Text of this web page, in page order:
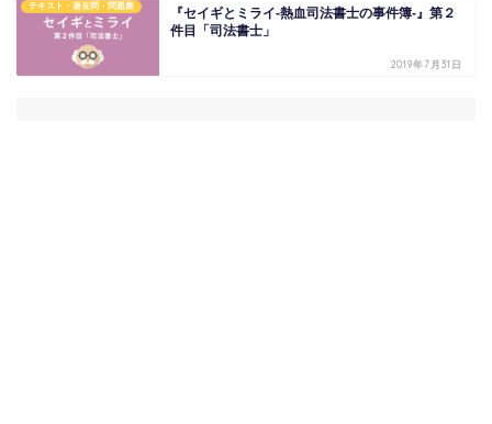
テキスト・過去問・問題集
『セイギとミライ-熱血司法書士の事件簿-』第２
件目「司法書士」
2019年7月31日